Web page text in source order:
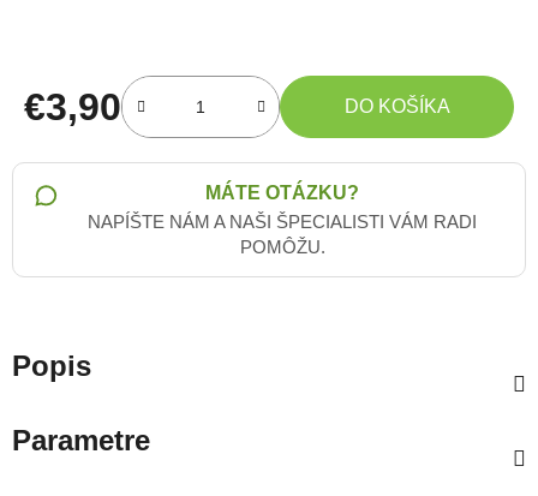
€3,90
Jednotková cena:
DO KOŠÍKA
MÁTE OTÁZKU?
NAPÍŠTE NÁM A NAŠI ŠPECIALISTI VÁM RADI
POMÔŽU.
Popis
Parametre